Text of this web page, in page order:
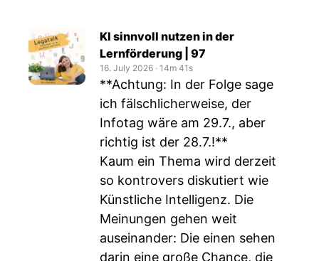
KI sinnvoll nutzen in der
Lernförderung | 97
16. July 2026 ‧ 14m 41s
**Achtung: In der Folge sage
ich fälschlicherweise, der
Infotag wäre am 29.7., aber
richtig ist der 28.7.!**
Kaum ein Thema wird derzeit
so kontrovers diskutiert wie
Künstliche Intelligenz. Die
Meinungen gehen weit
auseinander: Die einen sehen
darin eine große Chance, die